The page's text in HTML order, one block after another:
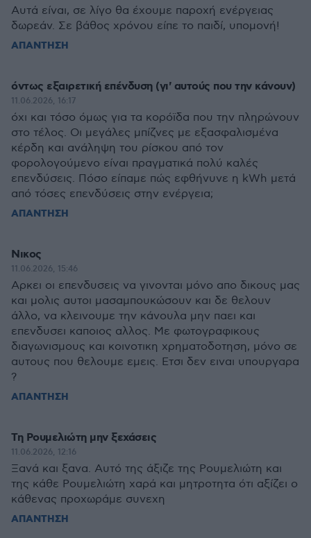
Αυτά είναι, σε λίγο θα έχουμε παροχή ενέργειας
δωρεάν. Σε βάθος χρόνου είπε το παιδί, υπομονή!
ΑΠΑΝΤΗΣΗ
όντως εξαιρετική επένδυση (γι' αυτούς που την κάνουν)
11.06.2026, 16:17
όχι και τόσο όμως για τα κορόϊδα που την πληρώνουν
στο τέλος. Οι μεγάλες μπίζνες με εξασφαλισμένα
κέρδη και ανάληψη του ρίσκου από τον
φορολογούμενο είναι πραγματικά πολύ καλές
επενδύσεις. Πόσο είπαμε πώς εφθήνυνε η kWh μετά
από τόσες επενδύσεις στην ενέργεια;
ΑΠΑΝΤΗΣΗ
Νικος
11.06.2026, 15:46
Αρκει οι επενδυσεις να γινονται μόνο απο δικους μας
και μολις αυτοι μασαμπουκώσουν και δε θελουν
άλλο, να κλεινουμε την κάνουλα μην παει και
επενδυσει καποιος αλλος. Με φωτογραφικους
διαγωνισμους και κοινοτικη χρηματοδοτηση, μόνο σε
αυτους που θελουμε εμεις. Ετσι δεν ειναι υπουργαρα
?
ΑΠΑΝΤΗΣΗ
Τη Ρουμελιώτη μην ξεχάσεις
11.06.2026, 12:16
Ξανά και ξανα. Αυτό της άξιζε της Ρουμελιώτη και
της κάθε Ρουμελιώτη χαρά και μητροτητα ότι αξίζει ο
κάθενας προχωράμε συνεχη
ΑΠΑΝΤΗΣΗ